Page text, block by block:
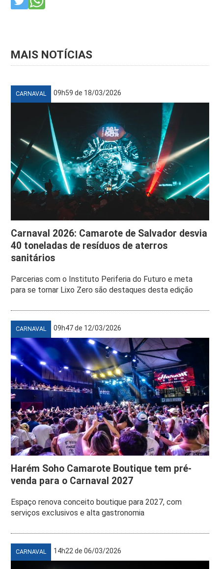
MAIS NOTÍCIAS
CARNAVAL 09h59 de 18/03/2026
Carnaval 2026: Camarote de Salvador desvia
40 toneladas de resíduos de aterros
sanitários
Parcerias com o Instituto Periferia do Futuro e meta
para se tornar Lixo Zero são destaques desta edição
CARNAVAL 09h47 de 12/03/2026
Harém Soho Camarote Boutique tem pré-
venda para o Carnaval 2027
Espaço renova conceito boutique para 2027, com
serviços exclusivos e alta gastronomia
CARNAVAL 14h22 de 06/03/2026